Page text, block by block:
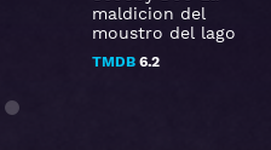
maldicion del
moustro del lago
TMDB6.2